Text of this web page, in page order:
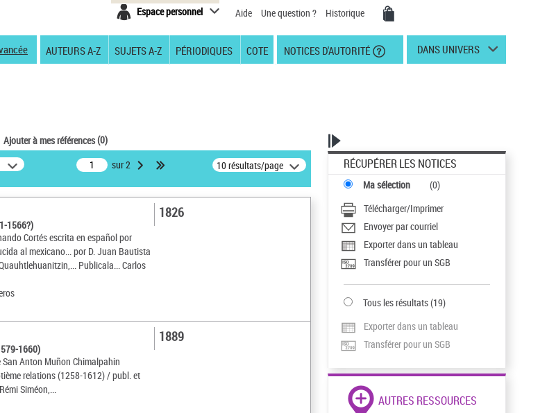
Espace personnel Aide Une question ? Historique
AUTEURS A-Z SUJETS A-Z PÉRIODIQUES COTE NOTICES D'AUTORITÉ DANS UNIVERS
Ajouter à mes références(0)
sur 2 10 résultats/page
1566?)
Cortés escrita en español por
al mexicano... por D. Juan Bautista
Publicala... Carlos
1826
1660)
Anton Muñon Chimalpahin
relations (1258-1612) / publ. et
Siméon,...
1889
RÉCUPÉRER LES NOTICES
Ma sélection (0)
Télécharger/Imprimer
Envoyer par courriel
Exporter dans un tableau
Transférer pour un SGB
Tous les résultats(19)
Exporter dans un tableau
Transférer pour un SGB
AUTRES RESSOURCES